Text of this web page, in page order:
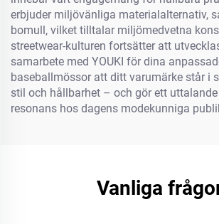
erbjuder miljövänliga materialalternativ,
bomull, vilket tilltalar miljömedvetna
streetwear-kulturen fortsätter att
samarbete med YOUKI för dina
baseballmössor att ditt varumärke står i
stil och hållbarhet – och gör ett
resonans hos dagens modekunniga
Vanliga